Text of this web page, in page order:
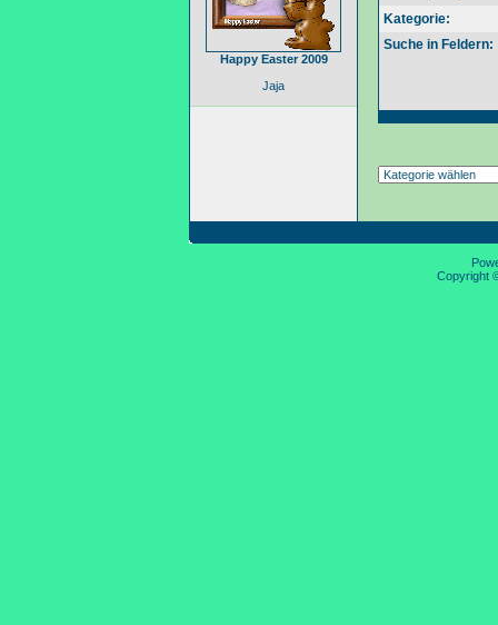
Happy Easter 2009
Jaja
Kategorie:
Suche in Feldern:
Copyright